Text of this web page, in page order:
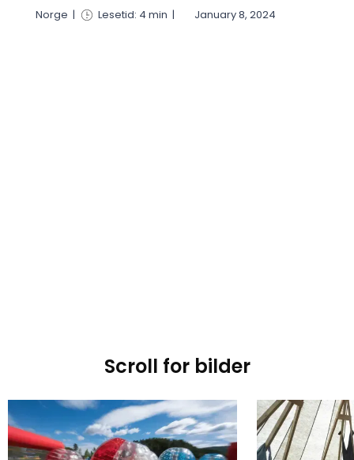
Norge | Lesetid: 4 min | January 8, 2024
Scroll for bilder